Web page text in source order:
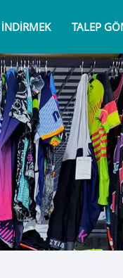
İNDIRMEK TALEP